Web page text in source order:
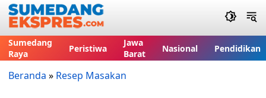
Sumedang
Raya
Peristiwa
Jawa
Barat
Nasional Pendidikan
Beranda » Resep Masakan